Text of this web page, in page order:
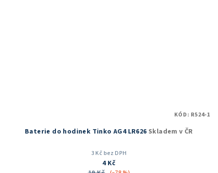
Baterie do hodinek Tinko AG4 LR626 Skladem v ČR
3 Kč bez DPH
4 Kč
KÓD: R524-1